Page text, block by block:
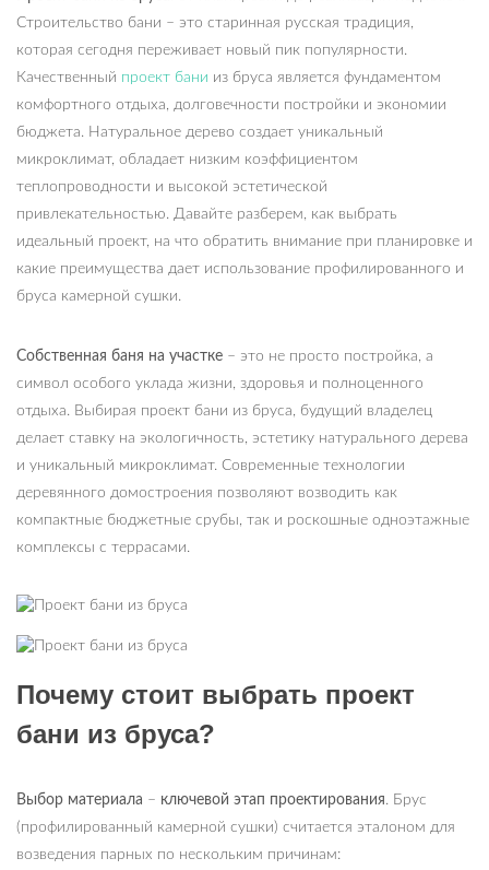
Строительство бани – это старинная русская традиция,
которая сегодня переживает новый пик популярности.
Качественный проект бани из бруса является фундаментом
комфортного отдыха, долговечности постройки и экономии
бюджета. Натуральное дерево создает уникальный
микроклимат, обладает низким коэффициентом
теплопроводности и высокой эстетической
привлекательностью. Давайте разберем, как выбрать
идеальный проект, на что обратить внимание при планировке и
какие преимущества дает использование профилированного и
бруса камерной сушки.
Собственная баня на участке – это не просто постройка, а
символ особого уклада жизни, здоровья и полноценного
отдыха. Выбирая проект бани из бруса, будущий владелец
делает ставку на экологичность, эстетику натурального дерева
и уникальный микроклимат. Современные технологии
деревянного домостроения позволяют возводить как
компактные бюджетные срубы, так и роскошные одноэтажные
комплексы с террасами.
Почему стоит выбрать проект
бани из бруса?
Выбор материала – ключевой этап проектирования. Брус
(профилированный камерной сушки) считается эталоном для
возведения парных по нескольким причинам: